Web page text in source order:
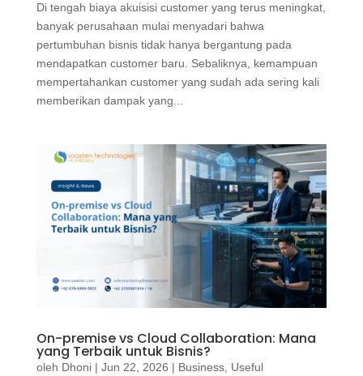
Di tengah biaya akuisisi customer yang terus meningkat,
banyak perusahaan mulai menyadari bahwa
pertumbuhan bisnis tidak hanya bergantung pada
mendapatkan customer baru. Sebaliknya, kemampuan
mempertahankan customer yang sudah ada sering kali
memberikan dampak yang...
On-premise vs Cloud Collaboration: Mana
yang Terbaik untuk Bisnis?
oleh Dhoni| Jun 22, 2026 | Business, Useful